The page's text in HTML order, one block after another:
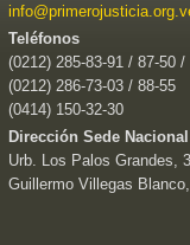
Teléfonos
(0212) 285-83-91 / 87-50 /
(0212) 286-73-03 / 88-55
(0414) 150-32-30
Dirección Sede
Urb. Los Palos Grandes,
Guillermo Villegas